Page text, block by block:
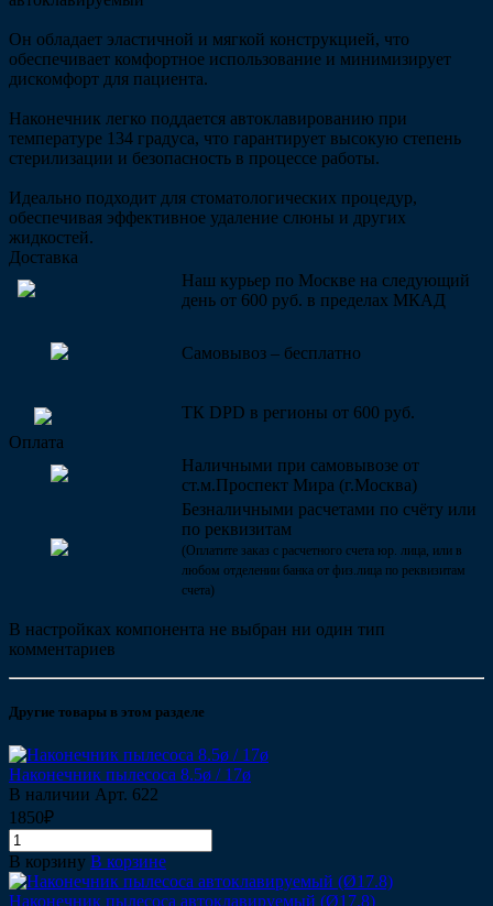
Он обладает эластичной и мягкой конструкцией, что
обеспечивает комфортное использование и минимизирует
дискомфорт для пациента.
Наконечник легко поддается автоклавированию при
температуре 134 градуса, что гарантирует высокую степень
стерилизации и безопасность в процессе работы.
Идеально подходит для стоматологических процедур,
обеспечивая эффективное удаление слюны и других
жидкостей.
Доставка
Наш курьер по Москве на следующий
день от 600 руб. в пределах МКАД
Самовывоз – бесплатно
ТК DPD в регионы от 600 руб.
Оплата
Наличными при самовывозе от
ст.м.Проспект Мира (г.Москва)
Безналичными расчетами по счёту или
по реквизитам
(Оплатите заказ с расчетного счета юр. лица, или в
любом отделении банка от физ.лица по реквизитам
счета)
В настройках компонента не выбран ни один тип
комментариев
Другие товары в этом разделе
Наконечник пылесоса 8.5ø / 17ø
В наличии Арт. 622
1850₽
В корзину В корзине
Наконечник пылесоса автоклавируемый (Ø17.8)